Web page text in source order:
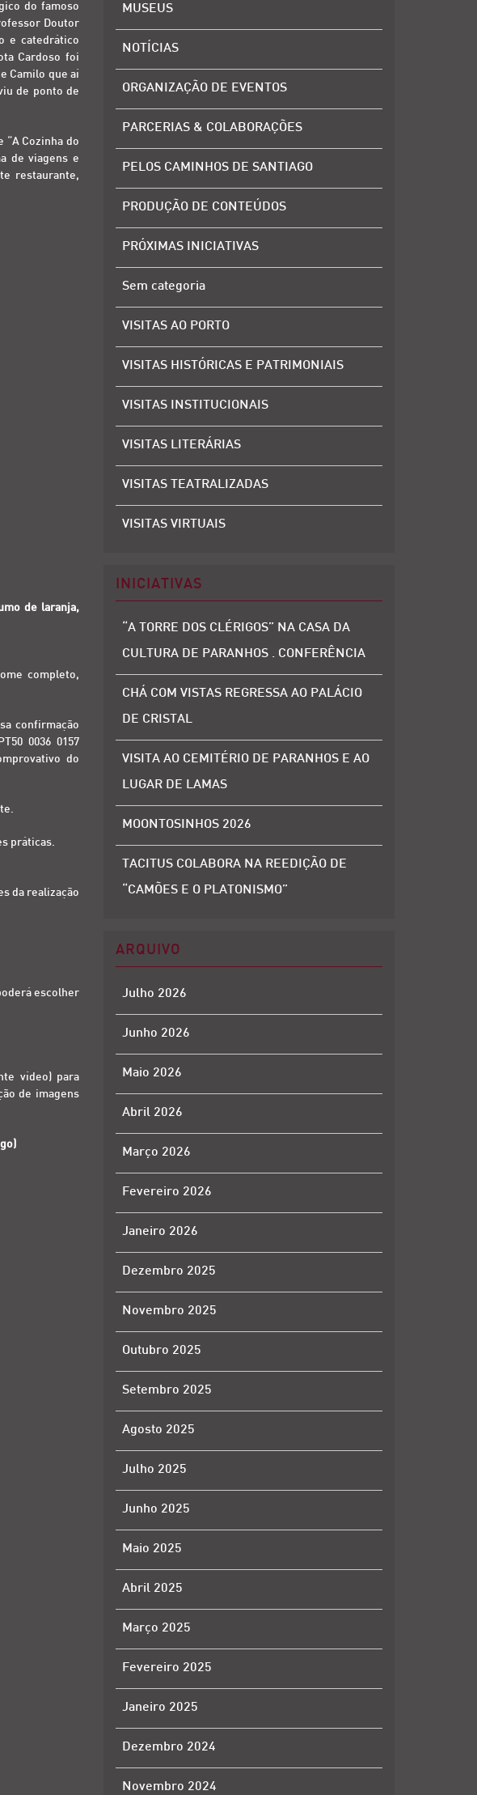
do famoso
Doutor
e catedrático
Cardoso foi
Camilo que aí
de ponto de
Cozinha do
de viagens e
restaurante,
de laranja,
completo,
confirmação
0036 0157
do
práticas.
da realização
escolher
vídeo) para
de imagens
MUSEUS
NOTÍCIAS
ORGANIZAÇÃO DE EVENTOS
PARCERIAS & COLABORAÇÕES
PELOS CAMINHOS DE SANTIAGO
PRODUÇÃO DE CONTEÚDOS
PRÓXIMAS INICIATIVAS
Sem categoria
VISITAS AO PORTO
VISITAS HISTÓRICAS E PATRIMONIAIS
VISITAS INSTITUCIONAIS
VISITAS LITERÁRIAS
VISITAS TEATRALIZADAS
VISITAS VIRTUAIS
INICIATIVAS
“A TORRE DOS CLÉRIGOS” NA CASA DA
CULTURA DE PARANHOS . CONFERÊNCIA
CHÁ COM VISTAS REGRESSA AO PALÁCIO
DE CRISTAL
VISITA AO CEMITÉRIO DE PARANHOS E AO
LUGAR DE LAMAS
MOONTOSINHOS 2026
TACITUS COLABORA NA REEDIÇÃO DE
“CAMÕES E O PLATONISMO”
ARQUIVO
Julho 2026
Junho 2026
Maio 2026
Abril 2026
Março 2026
Fevereiro 2026
Janeiro 2026
Dezembro 2025
Novembro 2025
Outubro 2025
Setembro 2025
Agosto 2025
Julho 2025
Junho 2025
Maio 2025
Abril 2025
Março 2025
Fevereiro 2025
Janeiro 2025
Dezembro 2024
Novembro 2024